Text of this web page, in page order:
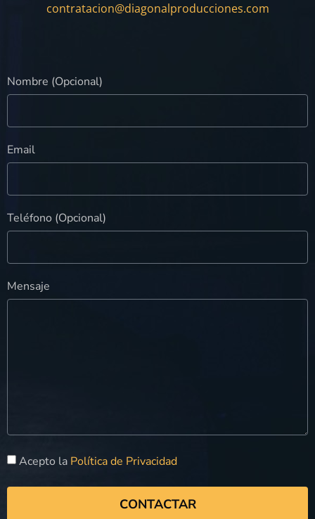
contratacion@diagonalproducciones.com
Nombre (Opcional)
Email
Teléfono (Opcional)
Mensaje
Acepto la Política de Privacidad
CONTACTAR